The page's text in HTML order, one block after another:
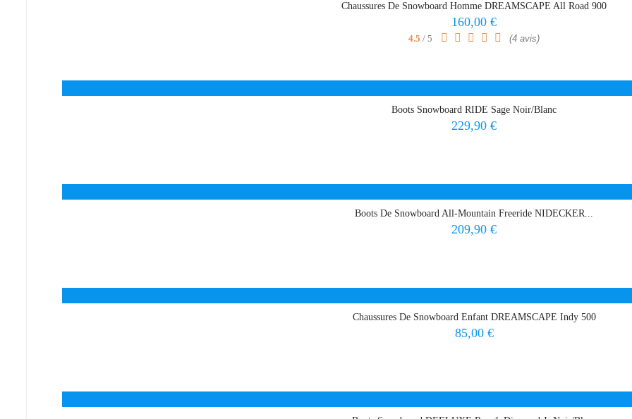
Chaussures De Snowboard Homme DREAMSCAPE All Road 900
Prix
160,00 €
4.5 / 5 (4 avis)
Boots Snowboard RIDE Sage Noir/Blanc
Prix
229,90 €
Boots De Snowboard All-Mountain Freeride NIDECKER...
Prix
209,90 €
Chaussures De Snowboard Enfant DREAMSCAPE Indy 500
Prix
85,00 €